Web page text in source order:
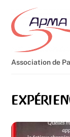
content
Association de